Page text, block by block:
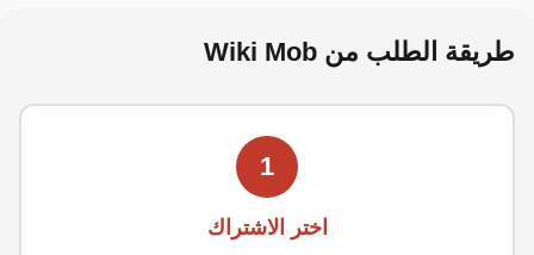
طريقة الطلب من Wiki Mob
1
اختر الاشتراك